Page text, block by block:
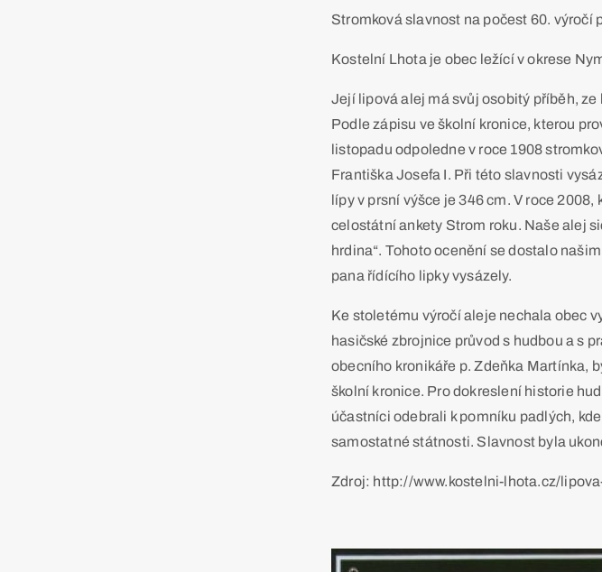
Stromková slavnost na počest 60. výročí
Kostelní Lhota je obec ležící v okrese
Její lipová alej má svůj osobitý příběh,
Podle zápisu ve školní kronice, kterou
listopadu odpoledne v roce 1908
Františka Josefa I. Při této slavnosti
lípy v prsní výšce je 346 cm. V roce
celostátní ankety Strom roku. Naše alej
hrdina“. Tohoto ocenění se dostalo
pana řídícího lipky vysázely.
Ke stoletému výročí aleje nechala obec
hasičské zbrojnice průvod s hudbou a s
obecního kronikáře p. Zdeňka Martínka,
školní kronice. Pro dokreslení historie
účastníci odebrali k pomníku padlých,
samostatné státnosti. Slavnost byla
Zdroj: http://www.kostelni-lhota.cz/